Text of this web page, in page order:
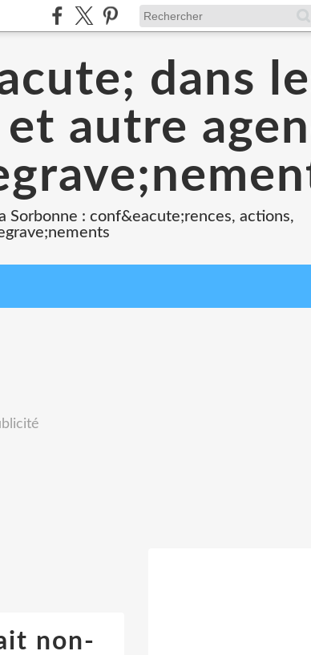
dans
autre
Sorbonne : conf&eacute;rences, actions,
non-